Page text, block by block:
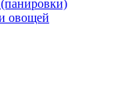
овощей